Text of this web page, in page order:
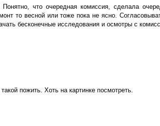
что очередная комиссия, сделала
то весной или тоже пока не ясно.
бесконечные исследования и осмотры с
пожить. Хоть на картинке посмотреть.